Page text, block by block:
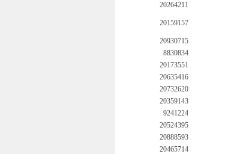
20264211
20159157
20930715
8830834
20173551
20635416
20732620
20359143
9241224
20524395
20888593
20465714